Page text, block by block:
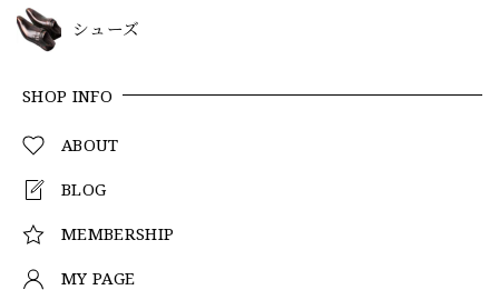
シューズ
SHOP INFO
ABOUT
BLOG
MEMBERSHIP
MY PAGE